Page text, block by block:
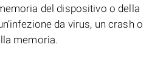
del dispositivo o della
da virus, un crash o
memoria.